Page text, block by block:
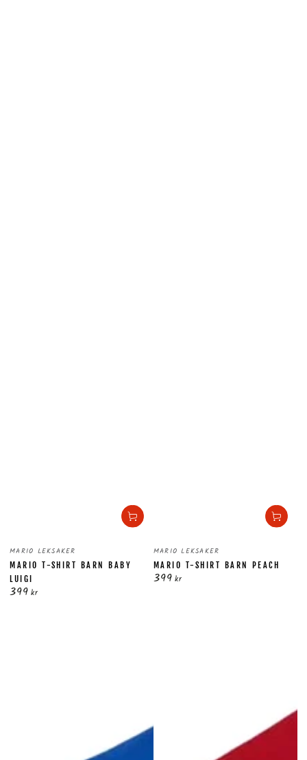
Säljare:
MARIO LEKSAKER
MARIO T-SHIRT BARN BABY
LUIGI
Ordinarie
399 kr
Säljare:
MARIO LEKSAKER
MARIO T-SHIRT BARN PEACH
Ordinarie
399 kr